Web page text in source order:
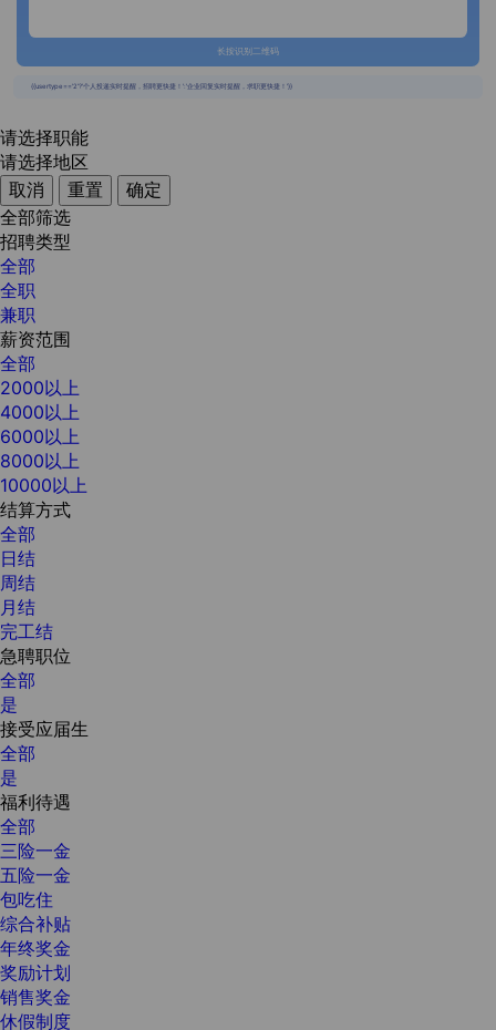
长按识别二维码
{{usertype=='2'?'个人投递实时提醒，招聘更快捷！':'企业回复实时提醒，求职更快捷！'}}
请选择职能
请选择地区
取消
重置
确定
全部筛选
招聘类型
全部
全职
兼职
薪资范围
全部
2000以上
4000以上
6000以上
8000以上
10000以上
结算方式
全部
日结
周结
月结
完工结
急聘职位
全部
是
接受应届生
全部
是
福利待遇
全部
三险一金
五险一金
包吃住
综合补贴
年终奖金
奖励计划
销售奖金
休假制度